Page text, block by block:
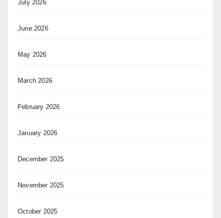
July 2026
June 2026
May 2026
March 2026
February 2026
January 2026
December 2025
November 2025
October 2025